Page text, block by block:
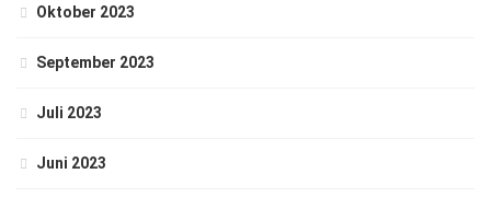
Oktober 2023
September 2023
Juli 2023
Juni 2023